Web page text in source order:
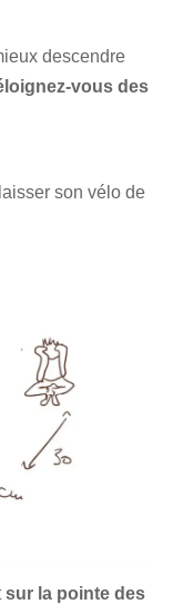
descendre
vous des
son vélo de
sur la pointe des